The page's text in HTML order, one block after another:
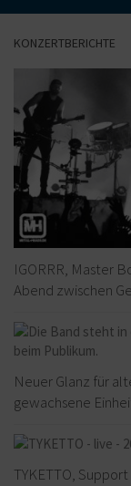
KONZERTBERICHTE
IGORRR, Master
Abend zwischen
Neuer Glanz für
gewachsene
TYKETTO,